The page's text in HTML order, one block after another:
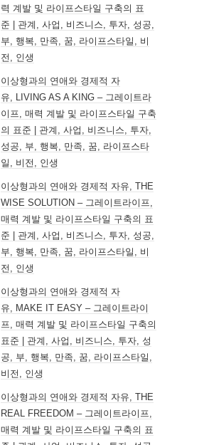
력 계발 및 라이프스타일 구축의 표
준 | 관계, 사업, 비즈니스, 투자, 성공,
부, 행복, 만족, 꿈, 라이프스타일, 비
전, 인생
이상형과의 연애와 경제적 자
유, LIVING AS A KING – 그레이트라
이프, 매력 계발 및 라이프스타일 구축
의 표준 | 관계, 사업, 비즈니스, 투자,
성공, 부, 행복, 만족, 꿈, 라이프스타
일, 비전, 인생
이상형과의 연애와 경제적 자유, THE
WISE SOLUTION – 그레이트라이프,
매력 계발 및 라이프스타일 구축의 표
준 | 관계, 사업, 비즈니스, 투자, 성공,
부, 행복, 만족, 꿈, 라이프스타일, 비
전, 인생
이상형과의 연애와 경제적 자
유, MAKE IT EASY – 그레이트라이
프, 매력 계발 및 라이프스타일 구축의
표준 | 관계, 사업, 비즈니스, 투자, 성
공, 부, 행복, 만족, 꿈, 라이프스타일,
비전, 인생
이상형과의 연애와 경제적 자유, THE
REAL FREEDOM – 그레이트라이프,
매력 계발 및 라이프스타일 구축의 표